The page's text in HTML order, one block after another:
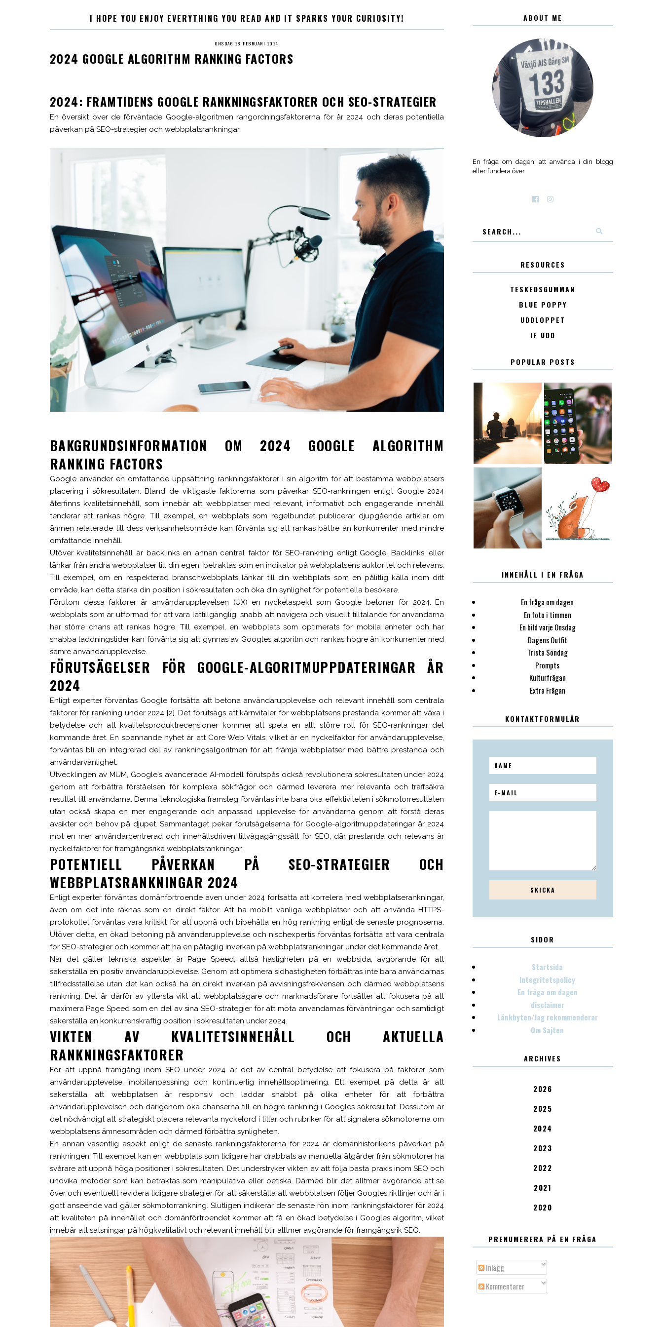
I HOPE YOU ENJOY EVERYTHING YOU READ AND IT SPARKS YOUR CURIOSITY!
ONSDAG 28 FEBRUARI 2024
2024 GOOGLE ALGORITHM RANKING FACTORS
2024: FRAMTIDENS GOOGLE RANKNINGSFAKTORER OCH SEO-STRATEGIER
En översikt över de förväntade Google-algoritmen rangordningsfaktorerna för år 2024 och deras potentiella
påverkan på SEO-strategier och webbplatsrankningar.
BAKGRUNDSINFORMATION OM 2024 GOOGLE ALGORITHM
RANKING FACTORS
Google använder en omfattande uppsättning rankningsfaktorer i sin algoritm för att bestämma webbplatsers
placering i sökresultaten. Bland de viktigaste faktorerna som påverkar SEO-rankningen enligt Google 2024
återfinns kvalitetsinnehåll, som innebär att webbplatser med relevant, informativt och engagerande innehåll
tenderar att rankas högre. Till exempel, en webbplats som regelbundet publicerar djupgående artiklar om
ämnen relaterade till dess verksamhetsområde kan förvänta sig att rankas bättre än konkurrenter med mindre
omfattande innehåll.
Utöver kvalitetsinnehåll är backlinks en annan central faktor för SEO-rankning enligt Google. Backlinks, eller
länkar från andra webbplatser till din egen, betraktas som en indikator på webbplatsens auktoritet och relevans.
Till exempel, om en respekterad branschwebbplats länkar till din webbplats som en pålitlig källa inom ditt
område, kan detta stärka din position i sökresultaten och öka din synlighet för potentiella besökare.
Förutom dessa faktorer är användarupplevelsen (UX) en nyckelaspekt som Google betonar för 2024. En
webbplats som är utformad för att vara lättillgänglig, snabb att navigera och visuellt tilltalande för användarna
har större chans att rankas högre. Till exempel, en webbplats som optimerats för mobila enheter och har
snabba laddningstider kan förvänta sig att gynnas av Googles algoritm och rankas högre än konkurrenter med
sämre användarupplevelse.
FÖRUTSÄGELSER FÖR GOOGLE-ALGORITMUPPDATERINGAR ÅR
2024
Enligt experter förväntas Google fortsätta att betona användarupplevelse och relevant innehåll som centrala
faktorer för rankning under 2024 [2]. Det förutsägs att kärnvitaler för webbplatsens prestanda kommer att växa i
betydelse och att kvalitetsproduktrecensioner kommer att spela en allt större roll för SEO-rankningar det
kommande året. En spännande nyhet är att Core Web Vitals, vilket är en nyckelfaktor för användarupplevelse,
förväntas bli en integrerad del av rankningsalgoritmen för att främja webbplatser med bättre prestanda och
användarvänlighet.
Utvecklingen av MUM, Google's avancerade AI-modell förutspås också revolutionera sökresultaten under 2024
genom att förbättra förståelsen för komplexa sökfrågor och därmed leverera mer relevanta och träffsäkra
resultat till användarna. Denna teknologiska framsteg förväntas inte bara öka effektiviteten i sökmotorresultaten
utan också skapa en mer engagerande och anpassad upplevelse för användarna genom att förstå deras
avsikter och behov på djupet. Sammantaget pekar förutsägelserna för Google-algoritmuppdateringar år 2024
mot en mer användarcentrerad och innehållsdriven tillvägagångssätt för SEO, där prestanda och relevans är
nyckelfaktorer för framgångsrika webbplatsrankningar.
POTENTIELL PÅVERKAN PÅ SEO-STRATEGIER OCH
WEBBPLATSRANKNINGAR 2024
Enligt experter förväntas domänförtroende även under 2024 fortsätta att korrelera med webbplatserankningar,
även om det inte räknas som en direkt faktor. Att ha mobilt vänliga webbplatser och att använda HTTPS-
protokollet förväntas vara kritiskt för att uppnå och bibehålla en hög rankning enligt de senaste prognoserna.
Utöver detta, en ökad betoning på användarupplevelse och nischexpertis förväntas fortsätta att vara centrala
för SEO-strategier och kommer att ha en påtaglig inverkan på webbplatsrankningar under det kommande året.
När det gäller tekniska aspekter är Page Speed, alltså hastigheten på en webbsida, avgörande för att
säkerställa en positiv användarupplevelse. Genom att optimera sidhastigheten förbättras inte bara användarnas
tillfredsställelse utan det kan också ha en direkt inverkan på avvisningsfrekvensen och därmed webbplatsens
rankning. Det är därför av yttersta vikt att webbplatsägare och marknadsförare fortsätter att fokusera på att
maximera Page Speed som en del av sina SEO-strategier för att möta användarnas förväntningar och samtidigt
säkerställa en konkurrenskraftig position i sökresultaten under 2024.
VIKTEN AV KVALITETSINNEHÅLL OCH AKTUELLA
RANKNINGSFAKTORER
För att uppnå framgång inom SEO under 2024 är det av central betydelse att fokusera på faktorer som
användarupplevelse, mobilanpassning och kontinuerlig innehållsoptimering. Ett exempel på detta är att
säkerställa att webbplatsen är responsiv och laddar snabbt på olika enheter för att förbättra
användarupplevelsen och därigenom öka chanserna till en högre rankning i Googles sökresultat. Dessutom är
det nödvändigt att strategiskt placera relevanta nyckelord i titlar och rubriker för att signalera sökmotorerna om
webbplatsens ämnesområden och därmed förbättra synligheten.
En annan väsentlig aspekt enligt de senaste rankningsfaktorerna för 2024 är domänhistorikens påverkan på
rankningen. Till exempel kan en webbplats som tidigare har drabbats av manuella åtgärder från sökmotorer ha
svårare att uppnå höga positioner i sökresultaten. Det understryker vikten av att följa bästa praxis inom SEO och
undvika metoder som kan betraktas som manipulativa eller oetiska. Därmed blir det alltmer avgörande att se
över och eventuellt revidera tidigare strategier för att säkerställa att webbplatsen följer Googles riktlinjer och är i
gott anseende vad gäller sökmotorrankning. Slutligen indikerar de senaste rön inom rankningsfaktorer för 2024
att kvaliteten på innehållet och domänförtroendet kommer att få en ökad betydelse i Googles algoritm, vilket
innebär att satsningar på högkvalitativt och relevant innehåll blir alltmer avgörande för framgångsrik SEO.
ABOUT ME
En fråga om dagen, att använda i din blogg
eller fundera över
RESOURCES
TESKEDSGUMMAN
BLUE POPPY
UDDLOPPET
IF UDD
POPULAR POSTS
KONTAKT KONTAKTLISTA
12.30 LUGN
INNEHÅLL I EN FRÅGA
En fråga om dagen
En foto i timmen
En bild varje Onsdag
Dagens Outfit
Trista Söndag
Prompts
Kulturfrågan
Extra Frågan
KONTAKTFORMULÄR
SIDOR
Startsida
Integritetspolicy
En fråga om dagen
disclaimer
Länkbyten/Jag rekommenderar
Om Sajten
ARCHIVES
2026
2025
2024
2023
2022
2021
2020
PRENUMERERA PÅ EN FRÅGA
Inlägg
Kommentarer